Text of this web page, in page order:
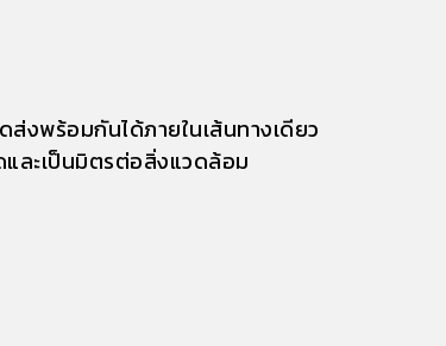
งพร้อมกันได้ภายในเส้นทางเดียว
ละเป็นมิตรต่อสิ่งแวดล้อม